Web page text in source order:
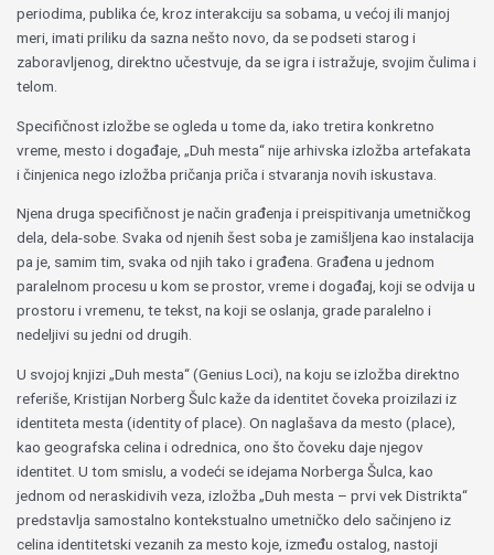
periodima, publika će, kroz interakciju sa sobama, u većoj ili manjoj
meri, imati priliku da sazna nešto novo, da se podseti starog i
zaboravljenog, direktno učestvuje, da se igra i istražuje, svojim čulima i
telom.
Specifičnost izložbe se ogleda u tome da, iako tretira konkretno
vreme, mesto i događaje, „Duh mesta“ nije arhivska izložba artefakata
i činjenica nego izložba pričanja priča i stvaranja novih iskustava.
Njena druga specifičnost je način građenja i preispitivanja umetničkog
dela, dela-sobe. Svaka od njenih šest soba je zamišljena kao instalacija
pa je, samim tim, svaka od njih tako i građena. Građena u jednom
paralelnom procesu u kom se prostor, vreme i događaj, koji se odvija u
prostoru i vremenu, te tekst, na koji se oslanja, grade paralelno i
nedeljivi su jedni od drugih.
U svojoj knjizi „Duh mesta“ (Genius Loci), na koju se izložba direktno
referiše, Kristijan Norberg Šulc kaže da identitet čoveka proizilazi iz
identiteta mesta (identity of place). On naglašava da mesto (place),
kao geografska celina i odrednica, ono što čoveku daje njegov
identitet. U tom smislu, a vodeći se idejama Norberga Šulca, kao
jednom od neraskidivih veza, izložba „Duh mesta – prvi vek Distrikta“
predstavlja samostalno kontekstualno umetničko delo sačinjeno iz
celina identitetski vezanih za mesto koje, između ostalog, nastoji